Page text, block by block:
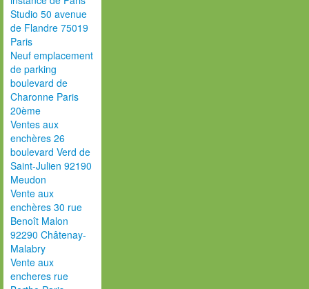
Studio 50 avenue
de Flandre 75019
Paris
Neuf emplacement
de parking
boulevard de
Charonne Paris
20ème
Ventes aux
enchères 26
boulevard Verd de
Saint-Julien 92190
Meudon
Vente aux
enchères 30 rue
Benoît Malon
92290 Châtenay-
Malabry
Vente aux
encheres rue